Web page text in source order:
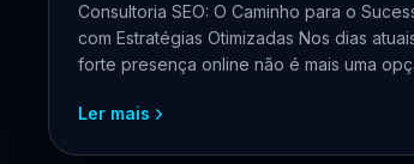
Consultoria SEO: O Caminho para o
com Estratégias Otimizadas Nos dias
forte presença online não é mais uma
Ler mais